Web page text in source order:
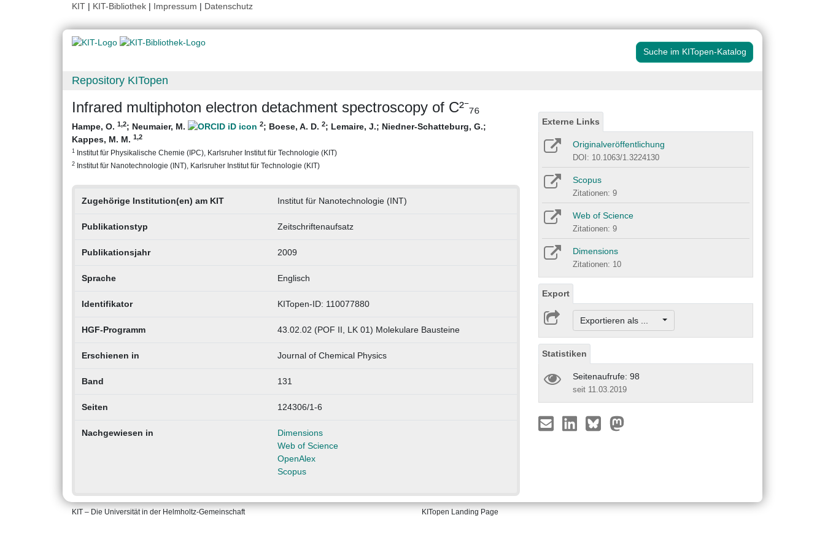
KIT | KIT-Bibliothek | Impressum | Datenschutz
Suche im KITopen-Katalog
Repository KITopen
Infrared multiphoton electron detachment spectroscopy of C²⁻₇₆
Hampe, O. 1,2; Neumaier, M. 2; Boese, A. D. 2; Lemaire, J.; Niedner-Schatteburg, G.;
Kappes, M. M. 1,2
1 Institut für Physikalische Chemie (IPC), Karlsruher Institut für Technologie (KIT)
2 Institut für Nanotechnologie (INT), Karlsruher Institut für Technologie (KIT)
Zugehörige Institution(en) am KIT Institut für Nanotechnologie (INT)
Publikationstyp Zeitschriftenaufsatz
Publikationsjahr 2009
Sprache Englisch
Identifikator KITopen-ID: 110077880
HGF-Programm 43.02.02 (POF II, LK 01) Molekulare Bausteine
Erschienen in Journal of Chemical Physics
Band 131
Seiten 124306/1-6
Nachgewiesen in
Dimensions
Web of Science
OpenAlex
Scopus
Externe Links
Originalveröffentlichung
DOI: 10.1063/1.3224130
Scopus
Zitationen: 9
Web of Science
Zitationen: 9
Dimensions
Zitationen: 10
Export
Exportieren als ...
Statistiken
Seitenaufrufe: 98
seit 11.03.2019
KIT – Die Universität in der Helmholtz-Gemeinschaft KITopen Landing Page